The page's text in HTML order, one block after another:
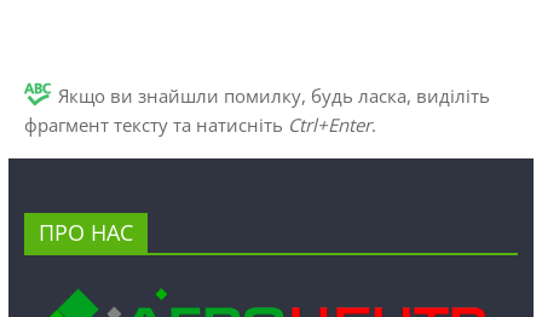
Якщо ви знайшли помилку, будь ласка, виділіть
фрагмент тексту та натисніть Ctrl+Enter.
ПРО НАС